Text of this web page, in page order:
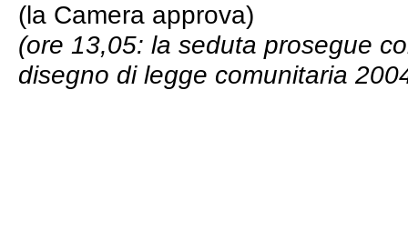
(la Camera approva)
(ore 13,05: la seduta prosegue
disegno di legge comunitaria